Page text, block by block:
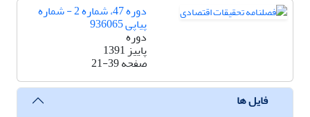
دوره 47، شماره 2 - شماره
پیاپی 936065
دوره
پاییز 1391
صفحه21-39
فایل ها